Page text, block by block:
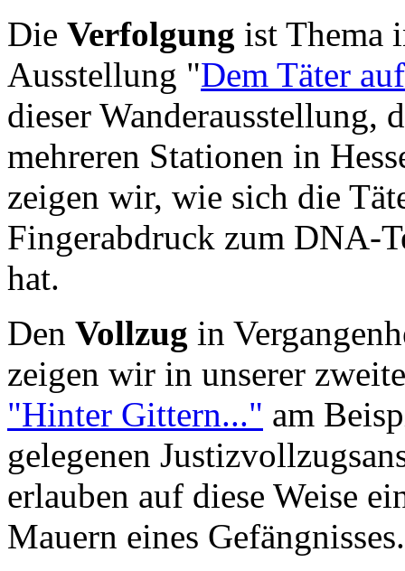
Die Verfolgung ist Thema
Ausstellung "Dem Täter
dieser Wanderausstellung,
mehreren Stationen in
zeigen wir, wie sich die
Fingerabdruck zum DNA-
hat.
Den Vollzug in
zeigen wir in unserer
"Hinter Gittern..." am
gelegenen
erlauben auf diese Weise
Mauern eines Gefängnisses.